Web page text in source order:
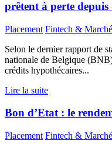
prêtent à perte
Placement Fintech & Marché
Selon le dernier rapport de
nationale de Belgique
crédits hypothécaires...
Lire la suite
Bon d’Etat : le
Placement Fintech & Marché